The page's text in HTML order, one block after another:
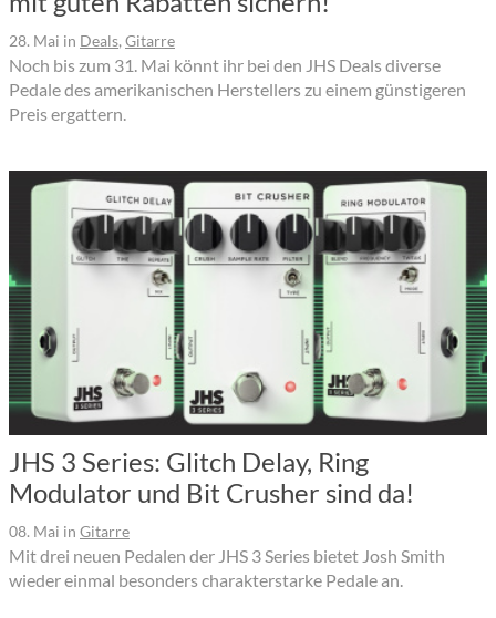
28. Mai in Deals, Gitarre
Noch bis zum 31. Mai könnt ihr bei den JHS Deals diverse
Pedale des amerikanischen Herstellers zu einem günstigeren
Preis ergattern.
JHS 3 Series: Glitch Delay, Ring
Modulator und Bit Crusher sind da!
08. Mai in Gitarre
Mit drei neuen Pedalen der JHS 3 Series bietet Josh Smith
wieder einmal besonders charakterstarke Pedale an.